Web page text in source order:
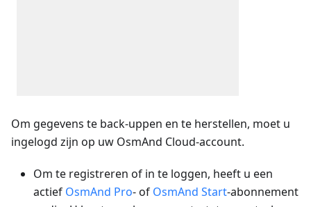
Om gegevens te back-uppen en te herstellen, moet u
ingelogd zijn op uw OsmAnd Cloud-account.
Om te registreren of in te loggen, heeft u een
actief OsmAnd Pro- of OsmAnd Start-abonnement